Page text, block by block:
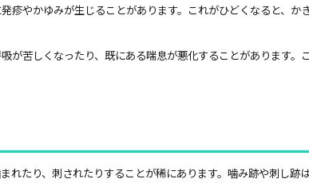
疹やかゆみが生じることがあります。これがひどくなると、か
が苦しくなったり、既にある喘息が悪化することがあります。
れたり、刺されたりすることが稀にあります。噛み跡や刺し跡